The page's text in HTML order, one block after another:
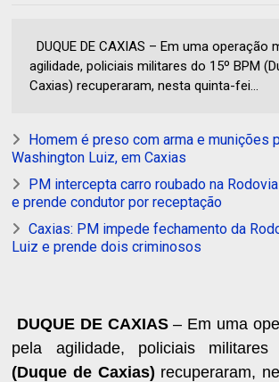
DUQUE DE CAXIAS – Em uma operação
agilidade, policiais militares do 15º BPM
Caxias) recuperaram, nesta quinta-fei...
Homem é preso com arma e munições
Washington Luiz, em Caxias
PM intercepta carro roubado na
e prende condutor por receptação
Caxias: PM impede fechamento da
Luiz e prende dois criminosos
DUQUE DE CAXIAS– Em uma
pela agilidade, policiais
(Duque de Caxias) recuperaram,